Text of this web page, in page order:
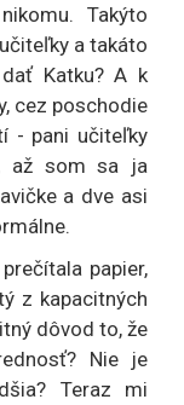
Takýto
a takáto
Katku? A k
cez poschodie
- pani učiteľky
až som sa ja
a dve asi
papier,
z kapacitných
dôvod to, že
Nie je
Teraz mi